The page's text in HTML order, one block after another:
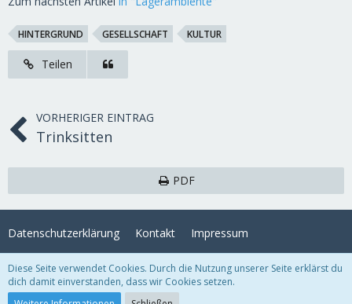
HINTERGRUND GESELLSCHAFT KULTUR
Teilen
VORHERIGER EINTRAG
Trinksitten
PDF
Datenschutzerklärung Kontakt Impressum
Lexikon, entwickelt vonwww.viecode.com
Community-Software:
Diese Seite verwendet Cookies. Durch die Nutzung unserer Seite erklärst du
dich damit einverstanden, dass wir Cookies setzen.